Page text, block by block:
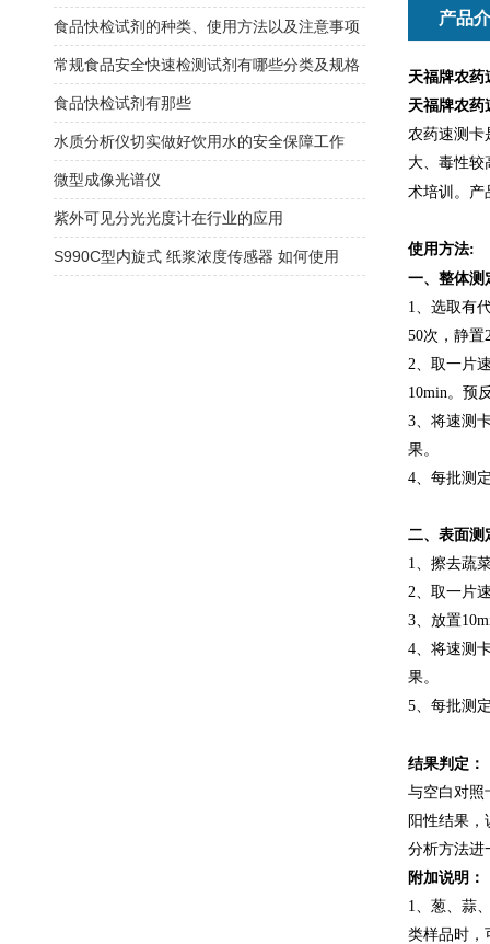
产品
天福牌农药
天福牌农药
农药速测卡
大、毒性较
术培训。产
使用方法:
一、整体测
1、选取有
50次，静置
2、取一片
10min。预
3、将速测
果。
4、每批测
二、表面测
1、擦去蔬
2、取一片
3、放置
4、将速测
果。
5、每批测
结果判定：
与空白对照
阳性结果
分析方法进
附加说明：
1、葱、蒜
类样品时，
食品快检试剂的种类、使用方法以及注意事项
常规食品安全快速检测试剂有哪些分类及规格
食品快检试剂有那些
水质分析仪切实做好饮用水的安全保障工作
微型成像光谱仪
紫外可见分光光度计在行业的应用
S990C型内旋式 纸浆浓度传感器 如何使用